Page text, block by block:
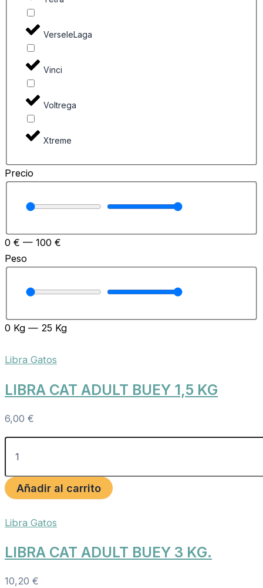
VerseleLaga
Vinci
Voltrega
Xtreme
Precio
0 € — 100 €
Peso
0 Kg — 25 Kg
Libra Gatos
LIBRA CAT ADULT BUEY 1,5 KG
6,00 €
Añadir al carrito
Libra Gatos
LIBRA CAT ADULT BUEY 3 KG.
10,20 €